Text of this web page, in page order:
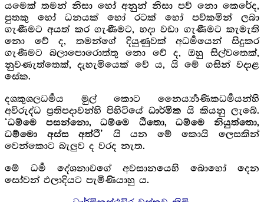
යමෙක් තමන් නිසා හෝ අනුන් නිසා පව් නො කෙරේද,
පුතකු හෝ ධනයක් හෝ රටක් හෝ පව්කමින් ලබා
ගැණීමට අයත් කර ගැණීමට, හදා වඩා ගැණීමට කැමැති
නො වේ ද, තමන්ගේ දියුණුවක් අධර්‍මයෙන් සිදුකර
ගැණීමට බලාපොරොත්තු නො වේ ද, ඔහු සිල්වතෙක්,
නුවණැත්තෙක්, දැහැමියෙක් වේ ය, යි මේ ගසින් වදාළ
සේක.
දශකුශලධර්‍මය මුල් කොට නෛර්‍ය්‍යාණිකධර්‍මයන්හි
අවිරුද්ධ ප්‍රතිපදාවන්හි පිහිටියේ ධාර්මික යි කියනු ලැබේ.
‘ධම්මෙ පසන්නො, ධම්මෙ ඨිතො, ධම්මෙ නියුත්තො,
ධම්මො අස්ස අත්ථි’ යි යන මේ කොයි ලෙසකින්
වෙන්කොට බැලුව ද වරද නැත.
මේ ධර්‍ම දේශනාවගේ අවසානයෙහි බොහෝ දෙන
සෝවන් ඵලාදියට පැමිණියාහු ය.